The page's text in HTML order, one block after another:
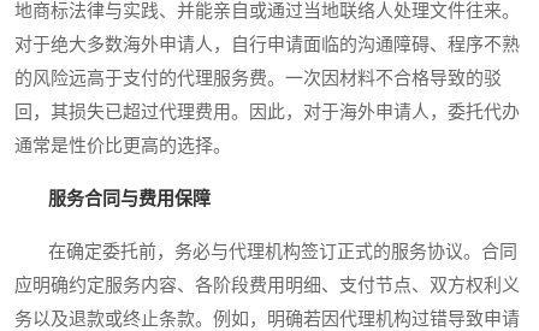
地商标法律与实践、并能亲自或通过当地联络人处理文件往来。
对于绝大多数海外申请人，自行申请面临的沟通障碍、程序不熟
的风险远高于支付的代理服务费。一次因材料不合格导致的驳
回，其损失已超过代理费用。因此，对于海外申请人，委托代办
通常是性价比更高的选择。
服务合同与费用保障
在确定委托前，务必与代理机构签订正式的服务协议。合同
应明确约定服务内容、各阶段费用明细、支付节点、双方权利义
务以及退款或终止条款。例如，明确若因代理机构过错导致申请